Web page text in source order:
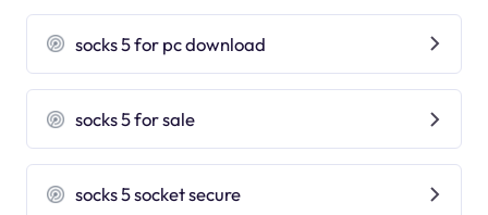
socks 5 for pc download
socks 5 for sale
socks 5 socket secure